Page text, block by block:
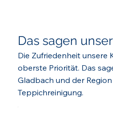
Das sagen
Die Zufriedenheit unsere
oberste Priorität. Das
Gladbach und der
Teppichreinigung.